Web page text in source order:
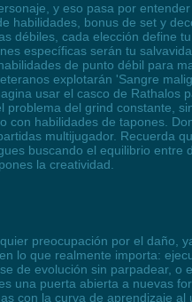
y eso pasa por
habilidades, bonus de set y
débiles, cada elección define
específicas serán tu
de punto débil para
explotarán 'Sangre
usar el casco de Rathalos
del grind constante,
con habilidades de tapones.
multijugador. Recuerda
buscando el equilibrio entre
la creatividad.
preocupación por el daño,
lo que realmente importa:
de evolución sin parpadear, o
una puerta abierta a nuevas
con la curva de aprendizaje al